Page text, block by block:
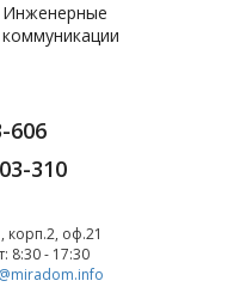
Инженерные
коммуникации
606
310
корп.2, оф.21
8:30 - 17:30